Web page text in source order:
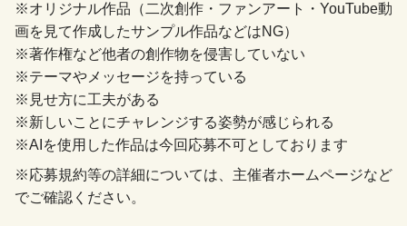
※オリジナル作品（二次創作・ファンアート・YouTube動
画を見て作成したサンプル作品などはNG）
※著作権など他者の創作物を侵害していない
※テーマやメッセージを持っている
※見せ方に工夫がある
※新しいことにチャレンジする姿勢が感じられる
※AIを使用した作品は今回応募不可としております
※応募規約等の詳細については、主催者ホームページなど
でご確認ください。